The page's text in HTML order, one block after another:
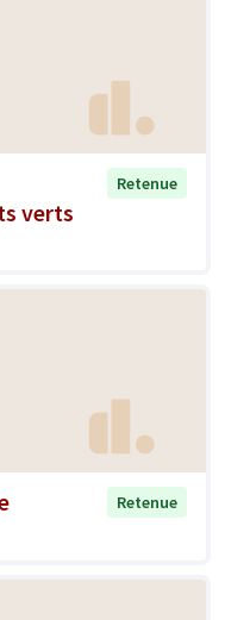
verts
Retenue
Retenue